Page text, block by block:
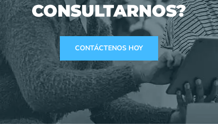
CONSULTARNOS?
CONTÁCTENOS HOY